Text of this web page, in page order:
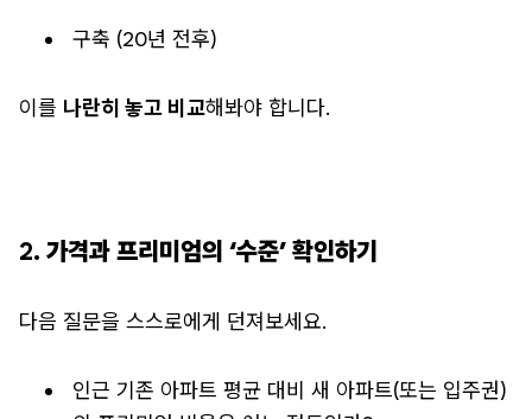
구축 (20년 전후)
이를 나란히 놓고 비교해봐야 합니다.
2. 가격과 프리미엄의 ‘수준’ 확인하기
다음 질문을 스스로에게 던져보세요.
인근 기존 아파트 평균 대비 새 아파트(또는 입주권)